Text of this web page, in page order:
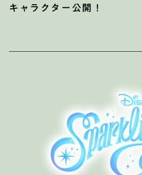
キャラクター公開！